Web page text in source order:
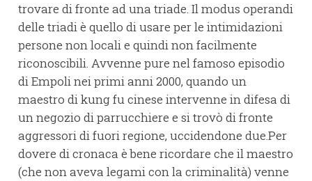
trovare di fronte ad una triade. Il modus operandi
delle triadi è quello di usare per le intimidazioni
persone non locali e quindi non facilmente
riconoscibili. Avvenne pure nel famoso episodio
di Empoli nei primi anni 2000, quando un
maestro di kung fu cinese intervenne in difesa di
un negozio di parrucchiere e si trovò di fronte
aggressori di fuori regione, uccidendone due.Per
dovere di cronaca è bene ricordare che il maestro
(che non aveva legami con la criminalità) venne